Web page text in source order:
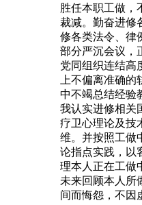
胜任本职工做，
裁减。勤奋进修
修各类法令、律
部分严沉会议，
党同组织连结高
上不偏离准确
中不竭总结经验
我认实进修相关
疗卫心理论及技
维。并按照工做
论指点实践，以
理本人正在工做
未来回顾本人所
间而悔怨，不因